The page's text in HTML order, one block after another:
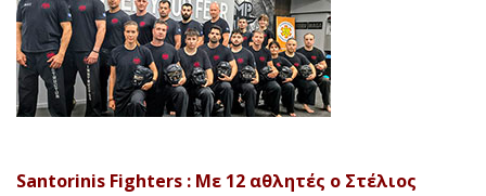
Santorinis Fighters : Με 12 αθλητές ο Στέλιος